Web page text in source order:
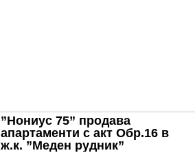
”Нониус 75” продава
апартаменти с акт Обр.16 в
ж.к. ”Меден рудник”